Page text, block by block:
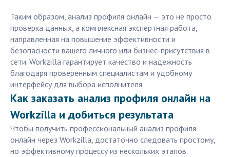
Таким образом, анализ профиля онлайн — это не просто
проверка данных, а комплексная экспертная работа,
направленная на повышение эффективности и
безопасности вашего личного или бизнес-присутствия в
сети. Workzilla гарантирует качество и надежность
благодаря проверенным специалистам и удобному
интерфейсу для выбора исполнителя.
Как заказать анализ профиля онлайн на
Workzilla и добиться результата
Чтобы получить профессиональный анализ профиля
онлайн через Workzilla, достаточно следовать простому,
но эффективному процессу из нескольких этапов.